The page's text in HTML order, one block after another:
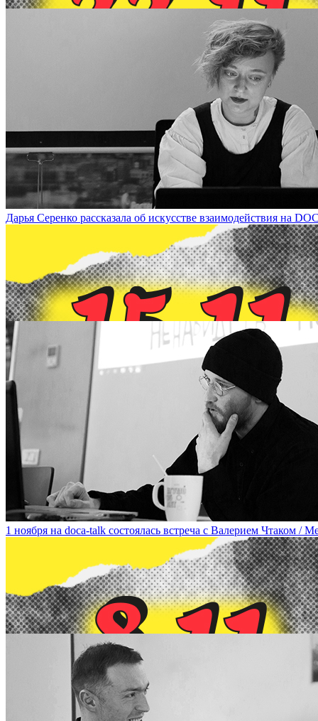
22 ноября в рамках DOCA-talk состоится лекция художника
Summary of Modern Artistic Practices’ Within DOCA-talk on
Дарья Серенко рассказала об искусстве взаимодействия на
15 ноября в рамках doca-talk состоится лекция-встреча с
1 ноября на doca-talk состоялась встреча с Валерием Чтаком /